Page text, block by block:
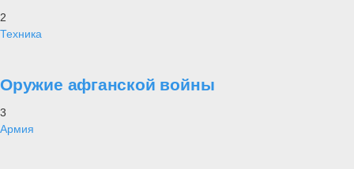
2
Техника
Оружие афганской войны
3
Армия